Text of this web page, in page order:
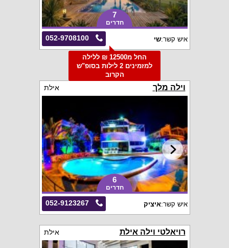
7
חדרים
052-9708100 איש קשר:שי
החל מ12500 ₪ ללילה
למזמינים 2 לילות בסופ"ש
הקרוב
וילה מלך אילת
6
חדרים
052-9123267 איש קשר:איציק
רויאלטי וילה אילת אילת